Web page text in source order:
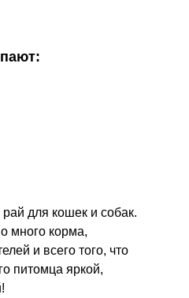
рай для кошек и собак.
много корма,
и всего того, что
питомца яркой,